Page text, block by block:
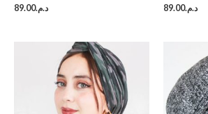
د.م.89.00 د.م.89.00